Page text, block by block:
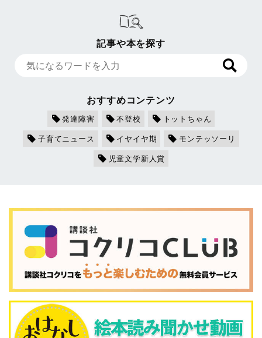
記事や本を探す
おすすめコンテンツ
発達障害 不登校
トットちゃん
子育てニュース
イヤイヤ期
モンテッソーリ
児童文学新人賞